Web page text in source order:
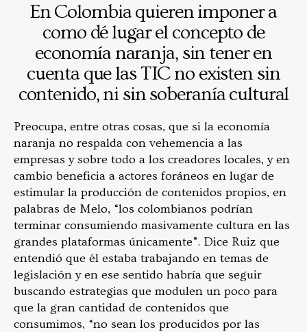
En Colombia quieren imponer a
como dé lugar el concepto de
economía naranja, sin tener en
cuenta que las TIC no existen sin
contenido, ni sin soberanía cultural
Preocupa, entre otras cosas, que si la economía
naranja no respalda con vehemencia a las
empresas y sobre todo a los creadores locales, y en
cambio beneficia a actores foráneos en lugar de
estimular la producción de contenidos propios, en
palabras de Melo, “los colombianos podrían
terminar consumiendo masivamente cultura en las
grandes plataformas únicamente”. Dice Ruiz que
entendió que él estaba trabajando en temas de
legislación y en ese sentido habría que seguir
buscando estrategias que modulen un poco para
que la gran cantidad de contenidos que
consumimos, “no sean los producidos por las